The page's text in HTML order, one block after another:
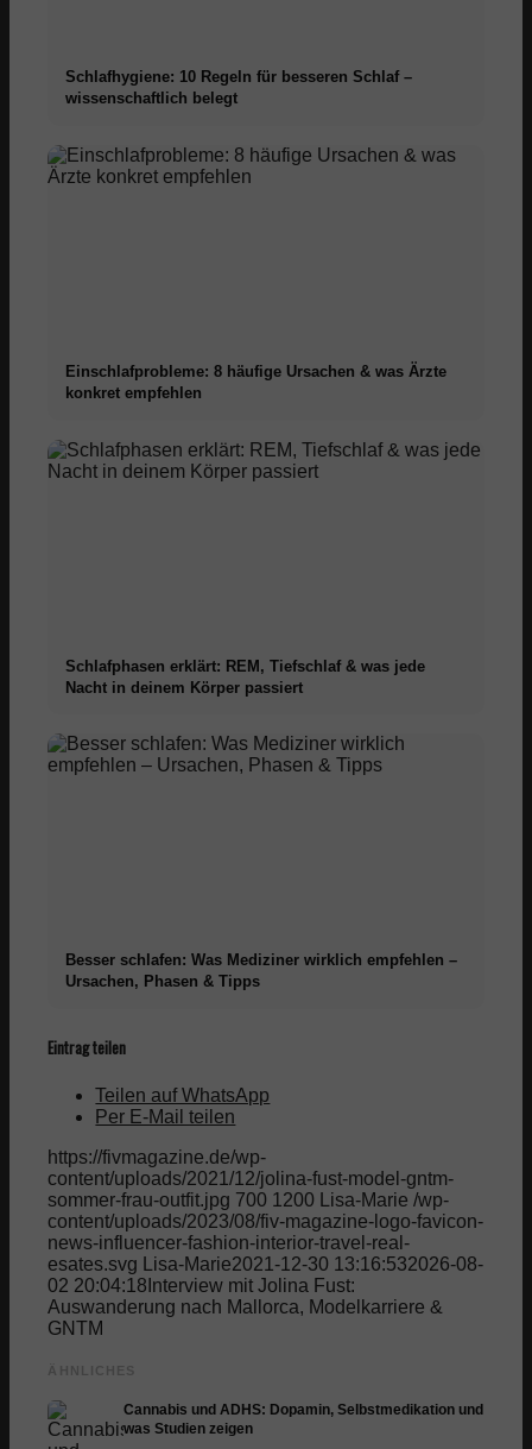
Schlafhygiene: 10 Regeln für besseren Schlaf –
wissenschaftlich belegt
Einschlafprobleme: 8 häufige Ursachen & was Ärzte
konkret empfehlen
Schlafphasen erklärt: REM, Tiefschlaf & was jede
Nacht in deinem Körper passiert
Besser schlafen: Was Mediziner wirklich empfehlen –
Ursachen, Phasen & Tipps
Eintrag teilen
Teilen auf WhatsApp
Per E-Mail teilen
https://fivmagazine.de/wp-
content/uploads/2021/12/jolina-fust-model-gntm-
sommer-frau-outfit.jpg 700 1200 Lisa-Marie /wp-
content/uploads/2023/08/fiv-magazine-logo-favicon-
news-influencer-fashion-interior-travel-real-
esates.svg
Lisa-Marie2021-12-30 13:16:532026-08-
02 20:04:18 Interview mit Jolina Fust:
Auswanderung nach Mallorca, Modelkarriere &
GNTM
ÄHNLICHES
Cannabis und ADHS: Dopamin, Selbstmedikation und
was Studien zeigen